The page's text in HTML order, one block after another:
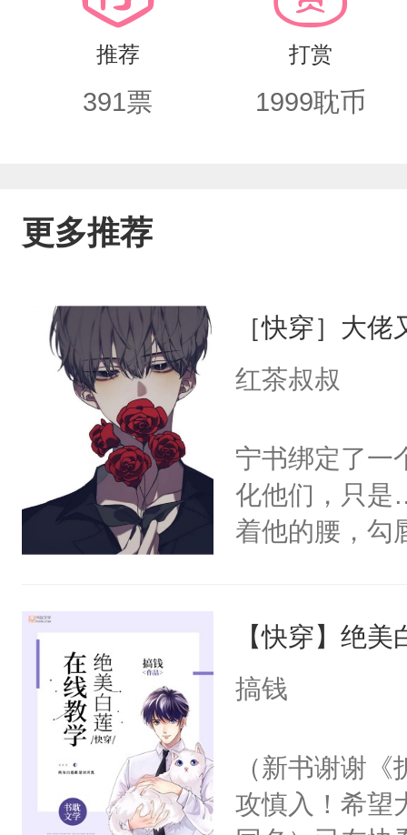
推荐
391票
打赏
1999耽币
更多推荐
［快穿］大
红茶叔叔
宁书绑定了一
化他们，只是
着他的腰，勾
来，给老公
用力——为你
【快穿】绝
搞钱
（新书谢谢
攻慎入！希望